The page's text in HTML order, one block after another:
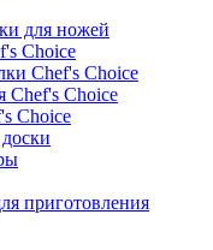
для ножей
Choice
Chef's Choice
Chef's Choice
Choice
приготовления